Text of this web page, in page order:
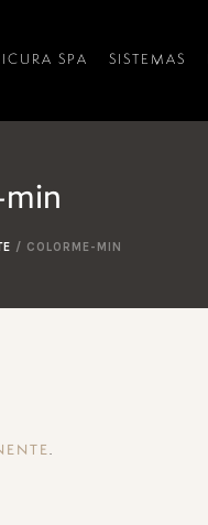
SPA SISTEMAS
/ COLORME-MIN
.